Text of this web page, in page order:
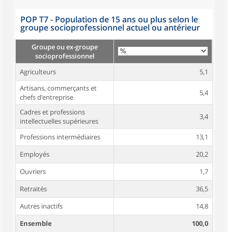
POP T7 - Population de 15 ans ou plus selon le
groupe socioprofessionnel actuel ou antérieur
Groupe ou ex-groupe
socioprofessionnel
Agriculteurs
5,1
Artisans, commerçants et
chefs d’entreprise
5,4
Cadres et professions
intellectuelles supérieures
3,4
Professions intermédiaires
13,1
Employés
20,2
Ouvriers
1,7
Retraités
36,5
Autres inactifs
14,8
Ensemble
100,0